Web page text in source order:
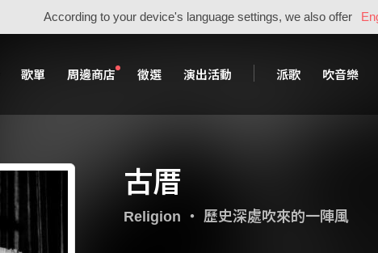
According to your device's language settings, we also offer
歌單 周邊商店 徵選 演出活動 派歌 吹音樂
古厝
Religion ・ 歷史深處吹來的一陣風